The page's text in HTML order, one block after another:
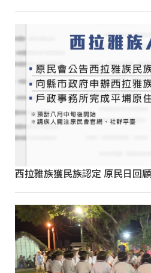
西拉雅族獲民族認定 原民日回